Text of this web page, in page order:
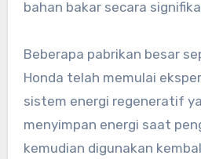
bahan bakar secara
Beberapa pabrikan besar
Honda telah memulai
sistem energi regeneratif
menyimpan energi saat
kemudian digunakan